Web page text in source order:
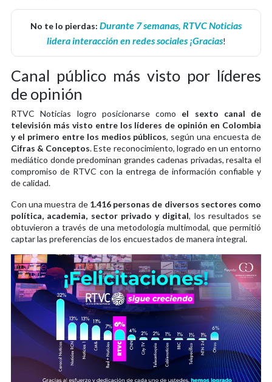
No te lo pierdas: Durante 7 semanas, RTVC Noticias
lidera interacción en redes sociales ¡Gracias!
Canal público más visto por líderes
de opinión
RTVC Noticias logro posicionarse como el sexto canal de
televisión más visto entre los líderes de opinión en Colombia
y el primero entre los medios públicos, según una encuesta de
Cifras & Conceptos. Este reconocimiento, logrado en un entorno
mediático donde predominan grandes cadenas privadas, resalta el
compromiso de RTVC con la entrega de información confiable y
de calidad.
Con una muestra de 1.416 personas de diversos sectores como
política, academia, sector privado y digital, los resultados se
obtuvieron a través de una metodología multimodal, que permitió
captar las preferencias de los encuestados de manera integral.